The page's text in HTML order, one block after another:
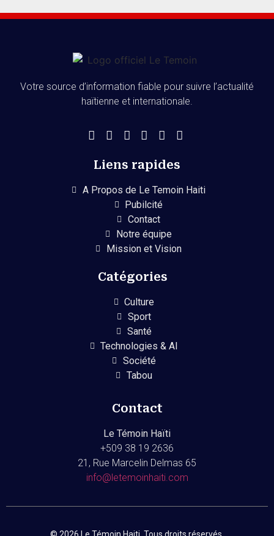
Votre source d’information fiable pour suivre l’actualité
haïtienne et internationale.
Liens rapides
A Propos de Le Temoin Haiti
Pubilcité
Contact
Notre équipe
Mission et Vision
Catégories
Culture
Sport
Santé
Technologies & AI
Société
Tabou
Contact
Le Témoin Haïti
+509 38 19 2636
21, Rue Marcelin Delmas 65
info@letemoinhaiti.com